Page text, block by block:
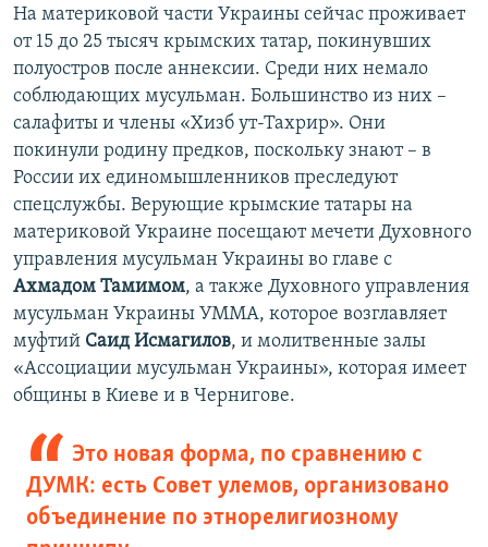
На материковой части Украины сейчас проживает
от 15 до 25 тысяч крымских татар, покинувших
полуостров после аннексии. Среди них немало
соблюдающих мусульман. Большинство из них –
салафиты и члены «Хизб ут-Тахрир». Они
покинули родину предков, поскольку знают – в
России их единомышленников преследуют
спецслужбы. Верующие крымские татары на
материковой Украине посещают мечети Духовного
управления мусульман Украины во главе с
Ахмадом Тамимом, а также Духовного управления
мусульман Украины УММА, которое возглавляет
муфтий Саид Исмагилов, и молитвенные залы
«Ассоциации мусульман Украины», которая имеет
общины в Киеве и в Чернигове.
Это новая форма, по сравнению с
ДУМК: есть Совет улемов, организовано
объединение по этнорелигиозному